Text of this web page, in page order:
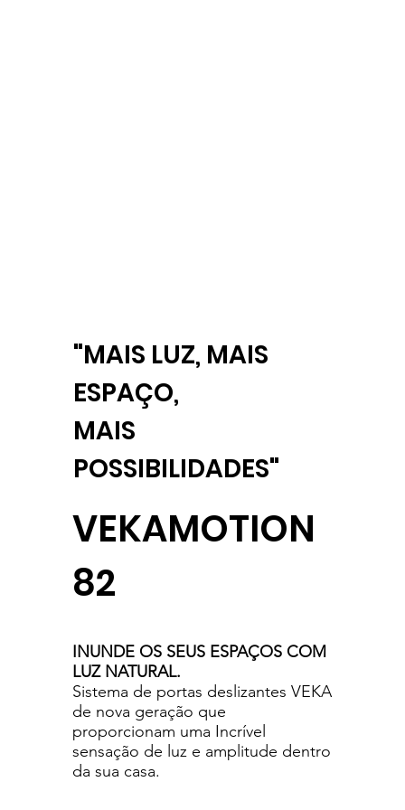
"MAIS LUZ, MAIS
ESPAÇO,
MAIS
POSSIBILIDADES"
VEKAMOTION
82
INUNDE OS SEUS ESPAÇOS COM
LUZ NATURAL.
Sistema de portas deslizantes VEKA
de nova geração que
proporcionam uma Incrível
sensação de luz e amplitude dentro
da sua casa.